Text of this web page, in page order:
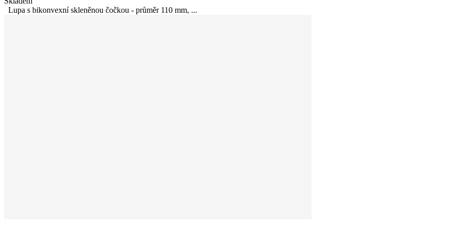
Lupa s bikonvexní skleněnou čočkou - průměr 110 mm, ...